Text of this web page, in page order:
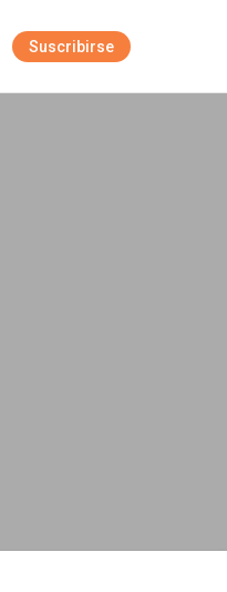
Suscribirse